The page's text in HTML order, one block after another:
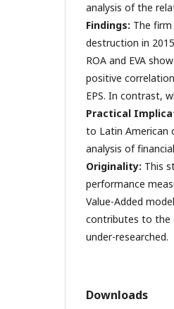
analysis of the
Findings: The
destruction in
ROA and EVA
positive
EPS. In contrast,
Practical
to Latin American
analysis of
Originality: This
performance
Value-Added
contributes to the
under-researched.
Downloads